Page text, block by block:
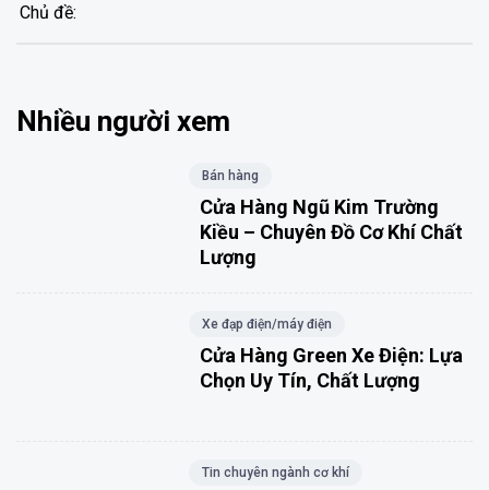
Chủ đề:
Nhiều người xem
Bán hàng
Cửa Hàng Ngũ Kim Trường
Kiều – Chuyên Đồ Cơ Khí Chất
Lượng
Xe đạp điện/máy điện
Cửa Hàng Green Xe Điện: Lựa
Chọn Uy Tín, Chất Lượng
Tin chuyên ngành cơ khí